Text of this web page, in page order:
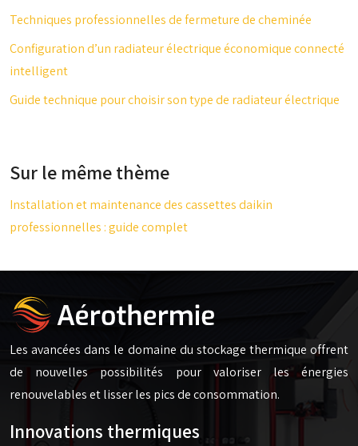
Techniques professionnelles de fermeture de cheminée
Configuration d’un radiateur électrique économique connecté
intelligent
Guide technique pour choisir son type de radiateur électrique
Sur le même thème
Installation et maintenance des cassettes daikin
professionnelles : guide complet
Les avancées dans le domaine du stockage thermique offrent
de nouvelles possibilités pour valoriser les énergies
renouvelables et lisser les pics de consommation.
Innovations thermiques